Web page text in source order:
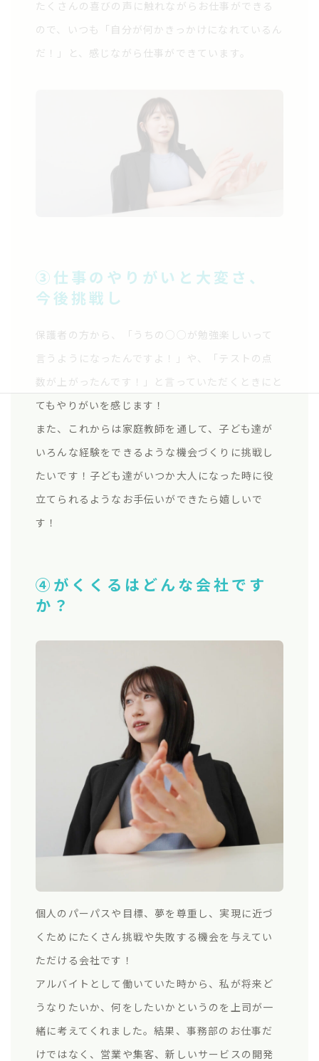
たくさんの喜びの声に触れながらお仕事ができる
ので、いつも「自分が何かきっかけになれているん
だ！」と、感じながら仕事ができています。
③仕事のやりがいと大変さ、
今後挑戦したい
保護者の方から、「うちの○○が勉強楽しいって
言うようになったんですよ！」や、「テストの点
数が上がったんです！」と言っていただくときにと
てもやりがいを感じます！
また、これからは家庭教師を通して、子ども達が
いろんな経験をできるような機会づくりに挑戦し
たいです！子ども達がいつか大人になった時に役
立てられるようなお手伝いができたら嬉しいで
す！
④がくくるはどんな会社です
か？
個人のパーパスや目標、夢を尊重し、実現に近づ
くためにたくさん挑戦や失敗する機会を与えてい
ただける会社です！
アルバイトとして働いていた時から、私が将来ど
うなりたいか、何をしたいかというのを上司が一
緒に考えてくれました。結果、事務部のお仕事だ
けではなく、営業や集客、新しいサービスの開発